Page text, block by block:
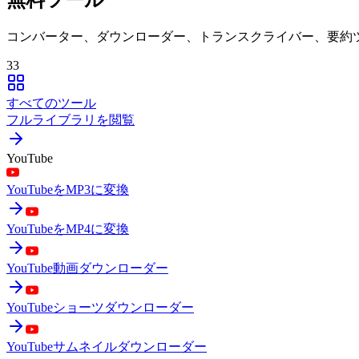
コンバーター、ダウンローダー、トランスクライバー、要約
33
すべてのツール
フルライブラリを閲覧
YouTube
YouTubeをMP3に変換
YouTubeをMP4に変換
YouTube動画ダウンローダー
YouTubeショーツダウンローダー
YouTubeサムネイルダウンローダー